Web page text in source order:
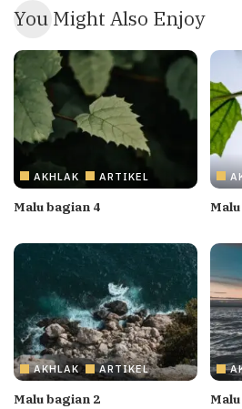
You Might Also Enjoy
AKHLAK ARTIKEL
Malu bagian 4
AKHLAK ARTIKEL
Malu bagian 2